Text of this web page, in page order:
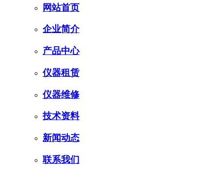
网站首页
企业简介
产品中心
仪器租赁
仪器维修
技术资料
新闻动态
联系我们